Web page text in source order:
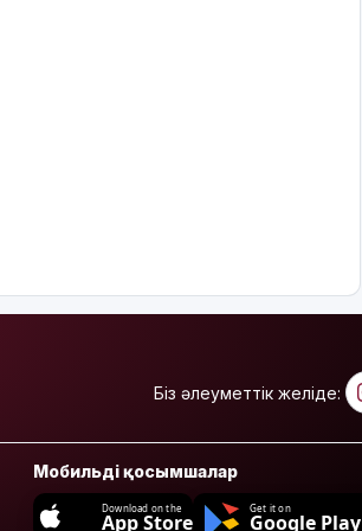
Біз әлеуметтік желіде:
Мобильді қосымшалар
Download on the
App Store
Get it on
Google Play